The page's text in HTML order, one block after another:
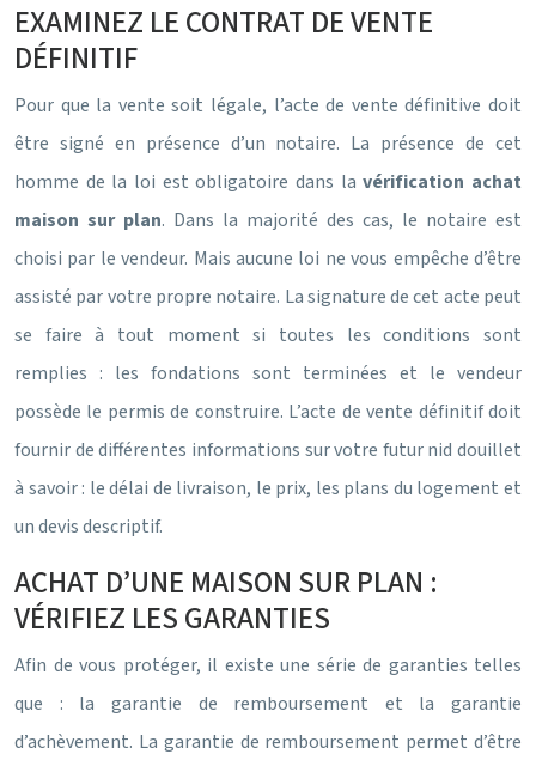
EXAMINEZ LE CONTRAT DE VENTE
DÉFINITIF
Pour que la vente soit légale, l’acte de vente définitive doit
être signé en présence d’un notaire. La présence de cet
homme de la loi est obligatoire dans lavérification achat
maison sur plan. Dans la majorité des cas, le notaire est
choisi par le vendeur. Mais aucune loi ne vous empêche d’être
assisté par votre propre notaire. La signature de cet acte peut
se faire à tout moment si toutes les conditions sont
remplies : les fondations sont terminées et le vendeur
possède le permis de construire. L’acte de vente définitif doit
fournir de différentes informations sur votre futur nid douillet
à savoir : le délai de livraison, le prix, les plans du logement et
un devis descriptif.
ACHAT D’UNE MAISON SUR PLAN :
VÉRIFIEZ LES GARANTIES
Afin de vous protéger, il existe une série de garanties telles
que : la garantie de remboursement et la garantie
d’achèvement. La garantie de remboursement permet d’être